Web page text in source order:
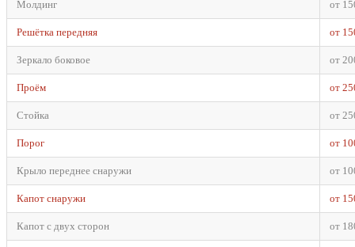
Молдинг от
Решётка передняя от
Зеркало боковое от
Проём от
Стойка от
Порог от
Крыло переднее снаружи от
Капот снаружи от
Капот с двух сторон от